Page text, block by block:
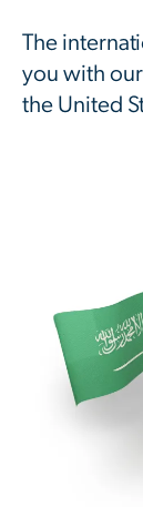
The
you with
the United